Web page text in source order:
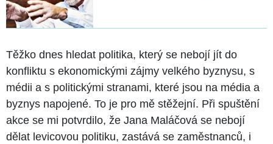
Těžko dnes hledat politika, který se nebojí jít do
konfliktu s ekonomickými zájmy velkého byznysu, s
médii a s politickými stranami, které jsou na média a
byznys napojené. To je pro mě stěžejní. Při spuštění
akce se mi potvrdilo, že Jana Maláčová se nebojí
dělat levicovou politiku, zastává se zaměstnanců, i